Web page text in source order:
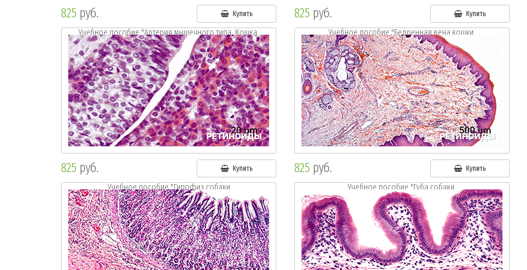
825 руб. Купить
Учебное пособие "Артерия мышечного типа. Кошка.
Окр.: г.-э."
825 руб. Купить
Учебное пособие "Бедренная вена кошки.
Окр.: г.-э."
825 руб. Купить
Учебное пособие "Гипофиз собаки
Окр.:г.-э."
825 руб. Купить
Учебное пособие "Губа собаки.
Окр.: г.-э."